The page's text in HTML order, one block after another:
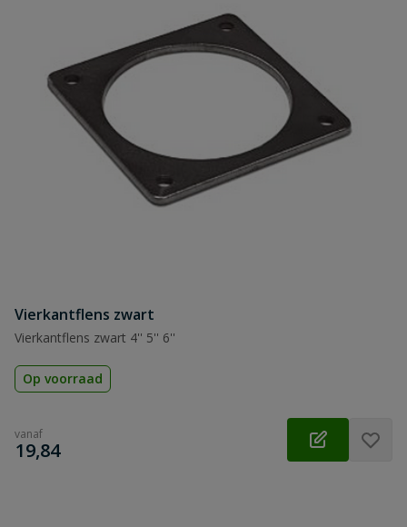
Vierkantflens zwart
Vierkantflens zwart 4'' 5'' 6''
Op voorraad
vanaf
€
19,84